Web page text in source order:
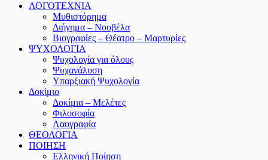
ΛΟΓΟΤΕΧΝΙΑ
Μυθιστόρημα
Διήγημα – Νουβέλα
Βιογραφίες – Θέατρο – Μαρτυρίες
ΨΥΧΟΛΟΓΙΑ
Ψυχολογία για όλους
Ψυχανάλυση
Υπαρξιακή Ψυχολογία
Δοκίμιο
Δοκίμια – Μελέτες
Φιλοσοφία
Λαογραφία
ΘΕΟΛΟΓΙΑ
ΠΟΙΗΣΗ
Ελληνική Ποίηση